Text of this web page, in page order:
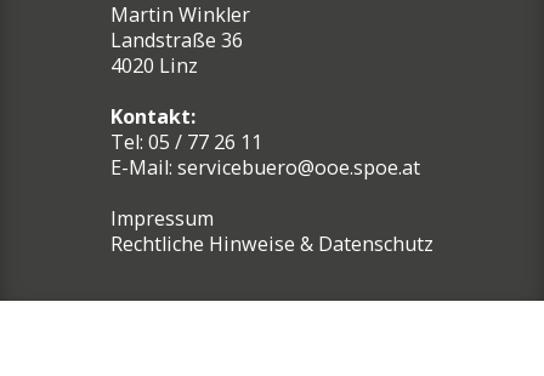
Martin Winkler
Landstraße 36
4020 Linz
Kontakt:
Tel: 05 / 77 26 11
E-Mail: servicebuero@ooe.spoe.at
Impressum
Rechtliche Hinweise & Datenschutz